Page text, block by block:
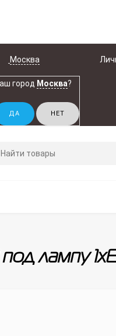
Москва
город Москва?
лампу